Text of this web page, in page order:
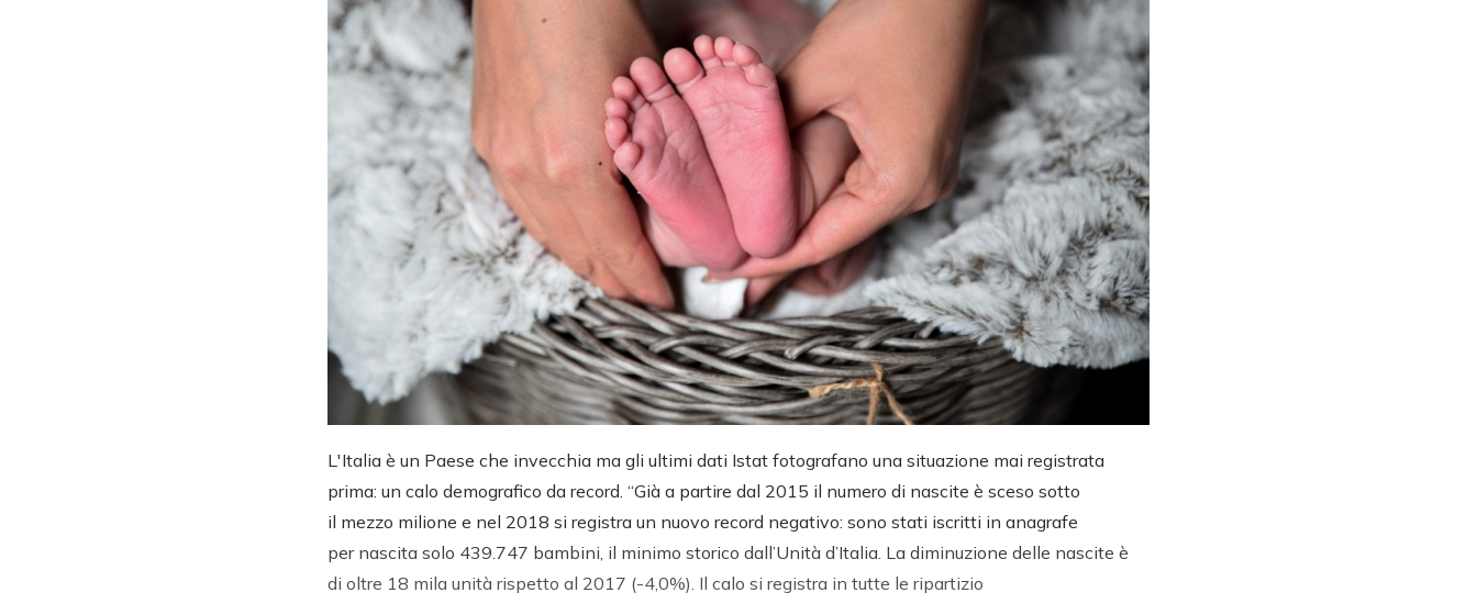
L'Italia è un Paese che invecchia ma gli ultimi dati Istat fotografano una situazione mai registrata
prima: un calo demografico da record. “Già a partire dal 2015 il numero di nascite è sceso sotto
il mezzo milione e nel 2018 si registra un nuovo record negativo: sono stati iscritti in anagrafe
per nascita solo 439.747 bambini, il minimo storico dall’Unità d’Italia. La diminuzione delle nascite è
di oltre 18 mila unità rispetto al 2017 (-4,0%). Il calo si registra in tutte le ripartizio